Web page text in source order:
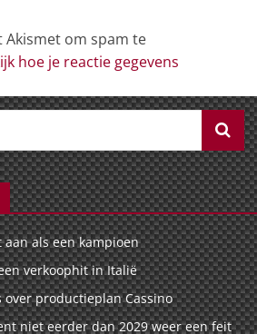
Akismet om spam te
hoe je reactie gegevens
aan als een kampioen
verkoophit in Italië
over productieplan Cassino
niet eerder dan 2029 weer een feit